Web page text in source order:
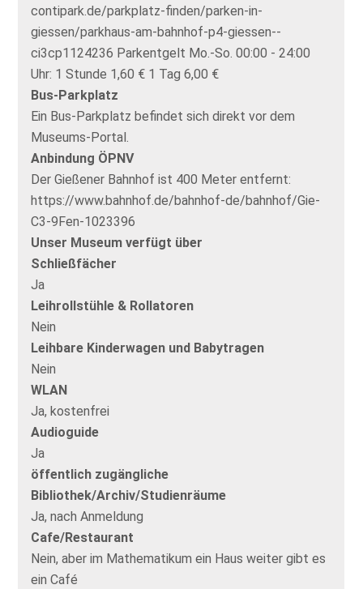
contipark.de/parkplatz-finden/parken-in-
giessen/parkhaus-am-bahnhof-p4-giessen--
ci3cp1124236 Parkentgelt Mo.-So. 00:00 - 24:00
Uhr: 1 Stunde 1,60 € 1 Tag 6,00 €
Bus-Parkplatz
Ein Bus-Parkplatz befindet sich direkt vor dem
Museums-Portal.
Anbindung ÖPNV
Der Gießener Bahnhof ist 400 Meter entfernt:
https://www.bahnhof.de/bahnhof-de/bahnhof/Gie-
C3-9Fen-1023396
Unser Museum verfügt über
Schließfächer
Ja
Leihrollstühle & Rollatoren
Nein
Leihbare Kinderwagen und Babytragen
Nein
WLAN
Ja, kostenfrei
Audioguide
Ja
öffentlich zugängliche
Bibliothek/Archiv/Studienräume
Ja, nach Anmeldung
Cafe/Restaurant
Nein, aber im Mathematikum ein Haus weiter gibt es
ein Café